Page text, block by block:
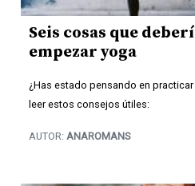
Seis cosas que
empezar yoga
¿Has estado pensando en
leer estos consejos útiles:
AUTOR: ANAROMANS